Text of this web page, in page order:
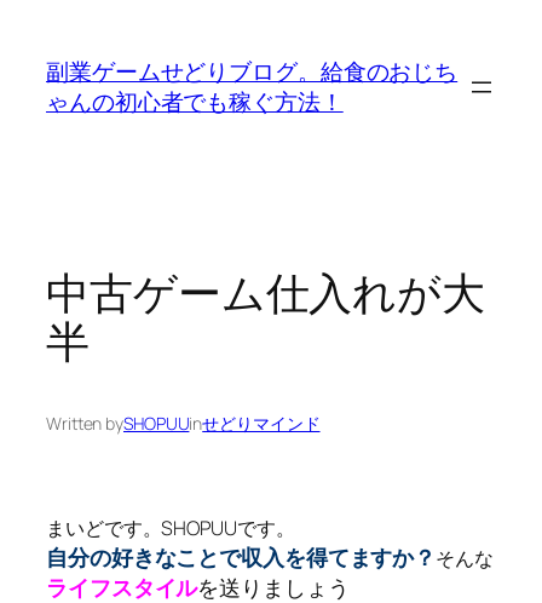
副業ゲームせどりブログ。給食のおじち
ゃんの初心者でも稼ぐ方法！
中古ゲーム仕入れが大
半
Written bySHOPUUinせどりマインド
まいどです。SHOPUUです。
自分の好きなことで収入を得てますか？ そんな
ライフスタイルを送りましょう